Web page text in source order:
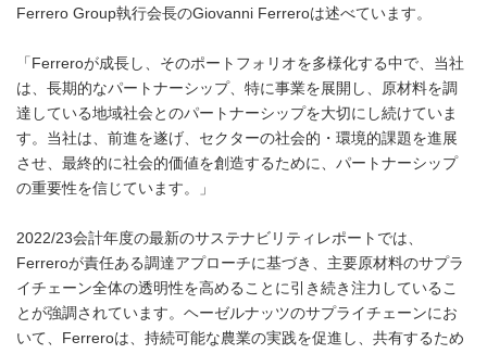
Ferrero Group執行会長のGiovanni Ferreroは述べています。
「Ferreroが成長し、そのポートフォリオを多様化する中で、当社
は、長期的なパートナーシップ、特に事業を展開し、原材料を調
達している地域社会とのパートナーシップを大切にし続けていま
す。当社は、前進を遂げ、セクターの社会的・環境的課題を進展
させ、最終的に社会的価値を創造するために、パートナーシップ
の重要性を信じています。」
2022/23会計年度の最新のサステナビリティレポートでは、
Ferreroが責任ある調達アプローチに基づき、主要原材料のサプラ
イチェーン全体の透明性を高めることに引き続き注力しているこ
とが強調されています。ヘーゼルナッツのサプライチェーンにお
いて、Ferreroは、持続可能な農業の実践を促進し、共有するため